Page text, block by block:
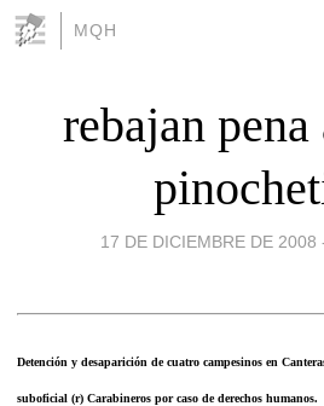
MQH
rebajan pena
17 DE DICIEMBRE DE 2008
Detención y desaparición de cuatro campesinos en
suboficial (r) Carabineros por caso de derechos humanos.